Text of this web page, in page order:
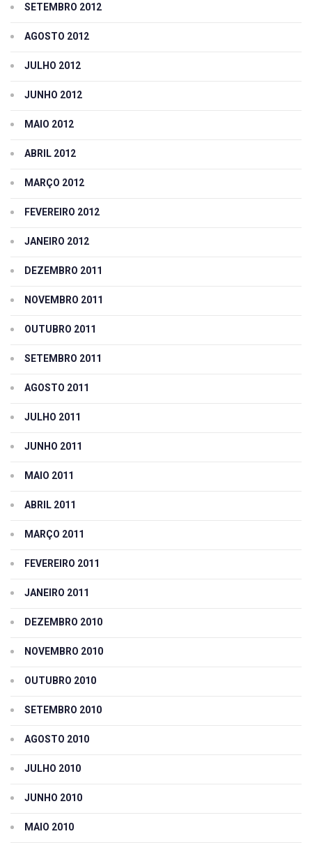
SETEMBRO 2012
AGOSTO 2012
JULHO 2012
JUNHO 2012
MAIO 2012
ABRIL 2012
MARÇO 2012
FEVEREIRO 2012
JANEIRO 2012
DEZEMBRO 2011
NOVEMBRO 2011
OUTUBRO 2011
SETEMBRO 2011
AGOSTO 2011
JULHO 2011
JUNHO 2011
MAIO 2011
ABRIL 2011
MARÇO 2011
FEVEREIRO 2011
JANEIRO 2011
DEZEMBRO 2010
NOVEMBRO 2010
OUTUBRO 2010
SETEMBRO 2010
AGOSTO 2010
JULHO 2010
JUNHO 2010
MAIO 2010